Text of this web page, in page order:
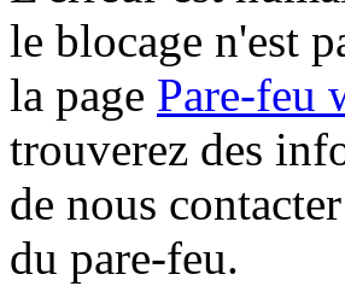
le blocage n'est
la page Pare-feu
trouverez des
de nous
du pare-feu.